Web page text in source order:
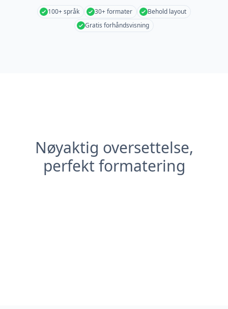
100+ språk 30+ formater
Behold layout
Gratis forhåndsvisning
Nøyaktig oversettelse,
perfekt formatering